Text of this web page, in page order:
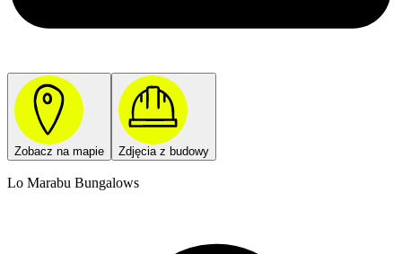
Zobacz na mapie Zdjęcia z budowy
Lo Marabu Bungalows